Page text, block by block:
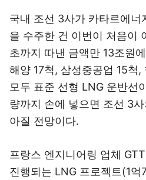
국내 조선 3사가 카타르에너
을 수주한 건 이번이 처음이
초까지 따낸 금액만 13조원
해양 17척, 삼성중공업 15척,
모두 표준 선형 LNG 운반선
량까지 손에 넣으면 조선 3
아질 전망이다.
프랑스 엔지니어링 업체
진행되는 LNG 프로젝트(1